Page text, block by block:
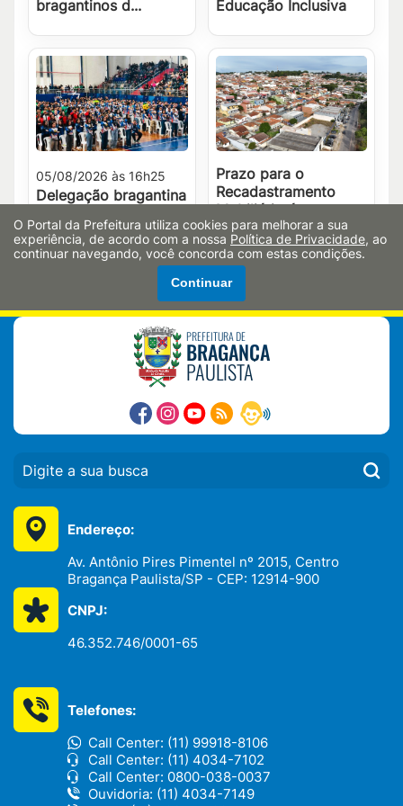
bragantinos d... Educação Inclusiva
05/08/2026 às 16h25
Delegação bragantina
melhores dos Jogos
Regionais
Prazo para o
Recadastramento
Mobiliário é
prorrogado até 15 de
agosto
PREFEITURA DE
BRAGANÇA
PAULISTA
Endereço:
Av. Antônio Pires Pimentel nº 2015, Centro
Bragança Paulista/SP - CEP: 12914-900
CNPJ:
46.352.746/0001-65
Telefones:
Call Center: (11) 99918-8106
Call Center: (11) 4034-7102
Call Center: 0800-038-0037
Ouvidoria: (11) 4034-7149
O Portal da Prefeitura utiliza cookies para melhorar a sua
experiência, de acordo com a nossa Política de Privacidade, ao
continuar navegando, você concorda com estas condições.
Continuar